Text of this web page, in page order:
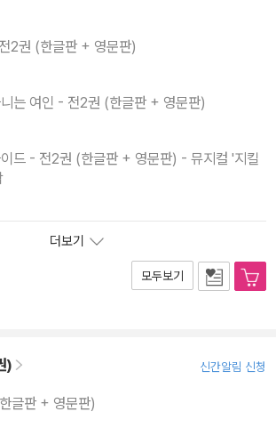
2권 (한글판 + 영문판)
는 여인 - 전2권 (한글판 + 영문판)
드 - 전2권 (한글판 + 영문판) - 뮤지컬 '지킬
더보기
모두보기
) 신간알림 신청
글판 + 영문판)